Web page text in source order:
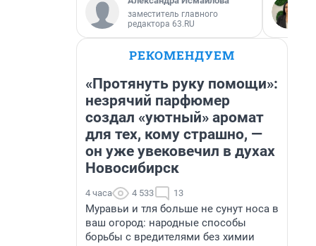
заместитель главного
редактора 63.RU
РЕКОМЕНДУЕМ
«Протянуть руку помощи»:
незрячий парфюмер
создал «уютный» аромат
для тех, кому страшно, —
он уже увековечил в духах
Новосибирск
4 часа 4 533 13
Муравьи и тля больше не сунут носа в
ваш огород: народные способы
борьбы с вредителями без химии